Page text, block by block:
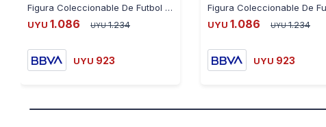
Figura Coleccionable De Futbol 83613 20Cm Real Madrid Ub - BELLINGHAM
UYU 1.086 UYU 1.234
UYU 923
UYU 1.086 UYU 1.234
UYU 923